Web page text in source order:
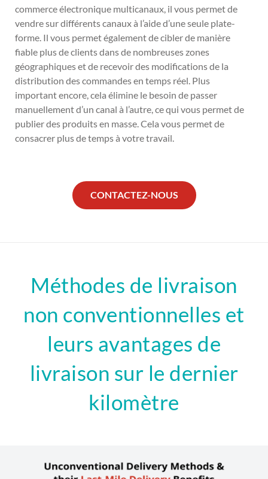
commerce électronique multicanaux, il vous permet de
vendre sur différents canaux à l’aide d’une seule plate-
forme. Il vous permet également de cibler de manière
fiable plus de clients dans de nombreuses zones
géographiques et de recevoir des modifications de la
distribution des commandes en temps réel. Plus
important encore, cela élimine le besoin de passer
manuellement d’un canal à l’autre, ce qui vous permet de
publier des produits en masse. Cela vous permet de
consacrer plus de temps à votre travail.
CONTACTEZ-NOUS
Méthodes de livraison
non conventionnelles et
leurs avantages de
livraison sur le dernier
kilomètre